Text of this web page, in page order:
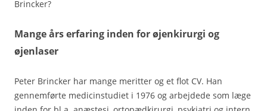
Brincker?
Mange års erfaring inden for øjenkirurgi og
øjenlaser
Peter Brincker har mange meritter og et flot CV. Han
gennemførte medicinstudiet i 1976 og arbejdede som læge